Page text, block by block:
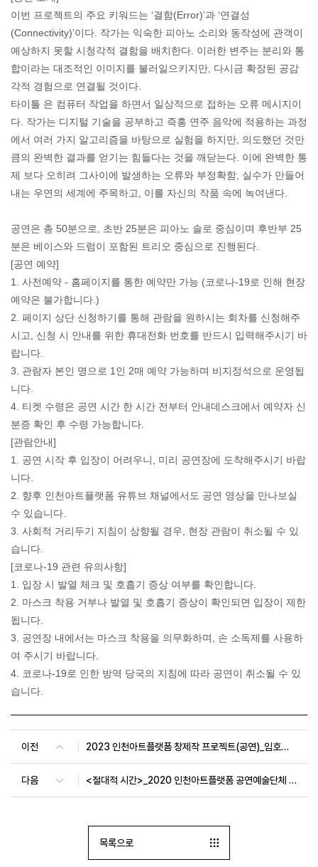
이번 프로젝트의 주요 키워드는 ‘결함(Error)’과 ‘연결성
(Connectivity)’이다. 작가는 익숙한 피아노 소리와 동작성에 관객이
예상하지 못할 시청각적 결함을 배치한다. 이러한 변주는 분리와 통
합이라는 대조적인 이미지를 불러일으키지만, 다시금 확장된 공감
각적 경험으로 연결될 것이다.
타이틀 은 컴퓨터 작업을 하면서 일상적으로 접하는 오류 메시지이
다. 작가는 디지털 기술을 공부하고 즉흥 연주 음악에 적용하는 과정
에서 여러 가지 알고리즘을 바탕으로 실험을 하지만, 의도했던 것만
큼의 완벽한 결과를 얻기는 힘들다는 것을 깨닫는다. 이에 완벽한 통
제 보다 오히려 그사이에 발생하는 오류와 부정확함, 실수가 만들어
내는 우연의 세계에 주목하고, 이를 자신의 작품 속에 녹여낸다.
공연은 총 50분으로, 초반 25분은 피아노 솔로 중심이며 후반부 25
분은 베이스와 드럼이 포함된 트리오 중심으로 진행된다.
[공연 예약]
1. 사전예약 - 홈페이지를 통한 예약만 가능 (코로나-19로 인해 현장
예약은 불가합니다.)
2. 페이지 상단 신청하기를 통해 관람을 원하시는 회차를 신청해주
시고, 신청 시 안내를 위한 휴대전화 번호를 반드시 입력해주시기 바
랍니다.
3. 관람자 본인 명으로 1인 2매 예약 가능하며 비지정석으로 운영됩
니다.
4. 티켓 수령은 공연 시간 한 시간 전부터 안내데스크에서 예약자 신
분증 확인 후 수령 가능합니다.
[관람안내]
1. 공연 시작 후 입장이 어려우니, 미리 공연장에 도착해주시기 바랍
니다.
2. 향후 인천아트플랫폼 유튜브 채널에서도 공연 영상을 만나보실
수 있습니다.
3. 사회적 거리두기 지침이 상향될 경우, 현장 관람이 취소될 수 있
습니다.
[코로나-19 관련 유의사항]
1. 입장 시 발열 체크 및 호흡기 증상 여부를 확인합니다.
2. 마스크 착용 거부나 발열 및 호흡기 증상이 확인되면 입장이 제한
됩니다.
3. 공연장 내에서는 마스크 착용을 의무화하며, 손 소독제를 사용하
여 주시기 바랍니다.
4. 코로나-19로 인한 방역 당국의 지침에 따라 공연이 취소될 수 있
습니다.
이전 2023 인천아트플랫폼 창제작 프로젝트(공연)_임호경 <무이유 꼴라쥬>
다음 <절대적 시간>_2020 인천아트플랫폼 공연예술단체 창제작 프로젝트
목록으로